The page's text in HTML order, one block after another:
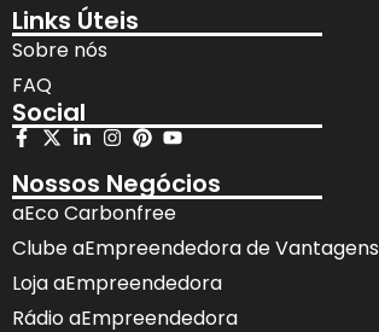
Links Úteis
Sobre nós
FAQ
Social
Nossos Negócios
aEco Carbonfree
Clube aEmpreendedora de Vantagens
Loja aEmpreendedora
Rádio aEmpreendedora